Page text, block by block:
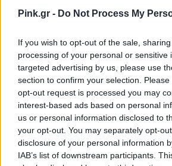
Pink.gr - Do Not Process My
If you wish to opt-out of the sale,
processing of your personal or sensitive
targeted advertising by us, please use
section to confirm your selection.
opt-out request is processed you may
interest-based ads based on personal
us or personal information disclosed to
your opt-out. You may separately opt-
disclosure of your personal information
IAB’s list of downstream participants.
να δώσεις το χρώμα της υγείας
ποσότητα που θα βάλεις για να
έντονα “ξένο”.
ΔΙΑΦΗΜΙΣΗ